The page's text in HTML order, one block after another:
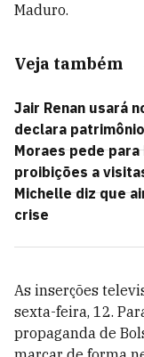
Maduro.
Veja também
Jair Renan usará
declara
Moraes pede
proibições a
Michelle diz que
crise
As inserções
sexta-feira, 12.
propaganda de